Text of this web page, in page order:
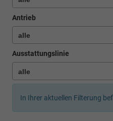
Antrieb
Ausstattungslinie
In Ihrer aktuellen Filterung